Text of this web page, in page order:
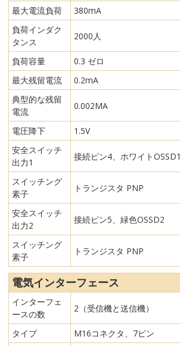
最大電流負荷
380mA
負荷インダク
タンス
2000人
負荷容量
0.3 ゼロ
最大残留電流
0.2mA
典型的な残留
電流
0.002MA
電圧降下
1.5V
安全スイッチ
出力1
接続ピン4、ホワイトOSSD1
スイッチング
素子
トランジスタ PNP
安全スイッチ
出力2
接続ピン5、緑色OSSD2
スイッチング
素子
トランジスタ PNP
電気インターフェース
インターフェ
ースの数
2（受信機と送信機）
タイプ
M16コネクタ、7ピン